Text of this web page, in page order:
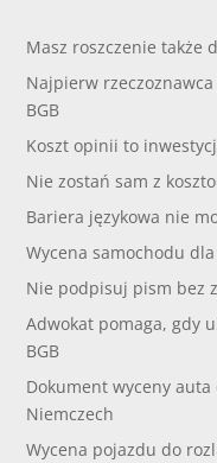
Masz roszczenie także
Najpierw
BGB
Koszt opinii to
Nie zostań sam z
Bariera językowa nie
Wycena samochodu
Nie podpisuj pism bez
Adwokat pomaga, gdy
BGB
Dokument wyceny
Niemczech
Wycena pojazdu do